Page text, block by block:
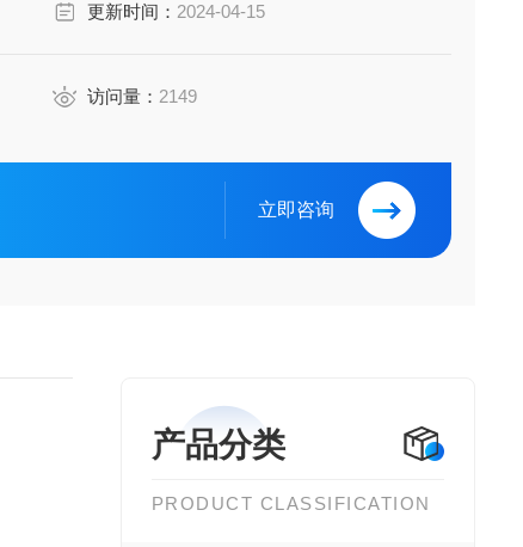
更新时间： 2024-04-15
访问量： 2149
立即咨询
产品分类
PRODUCT CLASSIFICATION